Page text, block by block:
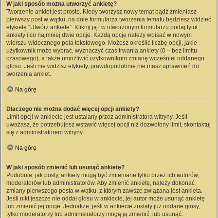
W jaki sposób można utworzyć ankietę?
Tworzenie ankiet jest proste. Kiedy tworzysz nowy temat bądź zmieniasz
pierwszy post w wątku, na dole formularza tworzenia tematu będziesz widzieć
etykietę “Utwórz ankietę”. Kliknij ją i w otworzonym formularzu podaj tytuł
ankiety i co najmniej dwie opcje. Każdą opcję należy wpisać w nowym
wierszu widocznego pola tekstowego. Możesz określić liczbę opcji, jakie
użytkownik może wybrać, wyznaczyć czas trwania ankiety (0 – bez limitu
czasowego), a także umożliwić użytkownikom zmianę wcześniej oddanego
głosu. Jeśli nie widzisz etykiety, prawdopodobnie nie masz uprawnień do
tworzenia ankiet.
Na górę
Dlaczego nie można dodać więcej opcji ankiety?
Limit opcji w ankiecie jest ustalany przez administratora witryny. Jeśli
uważasz, że potrzebujesz wstawić więcej opcji niż dozwolony limit, skontaktuj
się z administratorem witryny.
Na górę
W jaki sposób zmienić lub usunąć ankietę?
Podobnie, jak posty, ankiety mogą być zmieniane tylko przez ich autorów,
moderatorów lub administratorów. Aby zmienić ankietę, należy dokonać
zmiany pierwszego posta w wątku, z którym zawsze związana jest ankieta.
Jeśli nikt jeszcze nie oddał głosu w ankiecie, jej autor może usunąć ankietę
lub zmienić jej opcje. Jednakże, jeśli w ankiecie zostały już oddane głosy,
tylko moderatorzy lub administratorzy mogą ją zmienić, lub usunąć.